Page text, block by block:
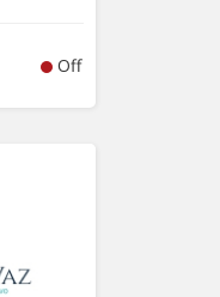
Off